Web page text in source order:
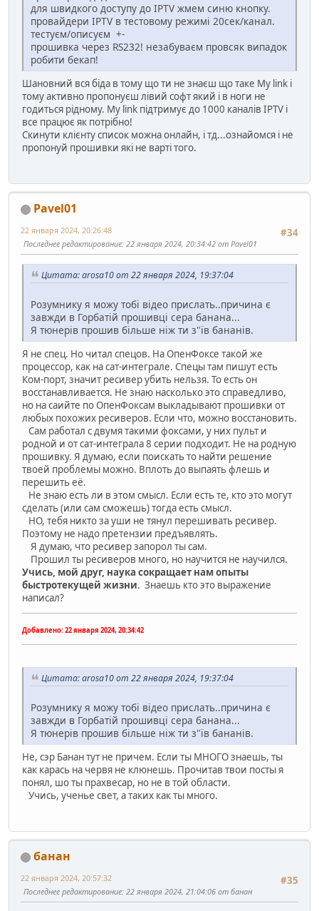
для швидкого доступу до IPTV жмем синю кнопку.
провайдери IPTV в тестовому режимі 20сек/канал.
тестуєм/описуєм +-
прошивка через RS232! незабуваєм провсяк випадок
робити бекап!
Шановний вся біда в тому що ти не знаєш що таке My link і
тому активно пропонуєш лівий софт який і в ноги не
годиться рідному. My link підтримує до 1000 каналів IPTV і
все працює як потрібно!
Скинути клієнту список можна онлайн, і тд...ознайомся і не
пропонуй прошивки які не варті того.
Pavel01
#34
22 января 2024, 20:26:48
Последнее редактирование: 22 января 2024, 20:34:42 от Pavel01
Цитата: arosa10 от 22 января 2024, 19:37:04
Розумнику я можу тобі відео прислать..причина є
завжди в Горбатій прошивці сера банана...
Я тюнерів прошив більше ніж ти з"їв бананів.
Я не спец. Но читал спецов. На ОпенФоксе такой же
процессор, как на сат-интеграле. Спецы там пишут есть
Ком-порт, значит ресивер убить нельзя. То есть он
восстанавливается. Не знаю насколько это справедливо,
но на саийте по ОпенФоксам выкладывают прошивки от
любых похожих ресиверов. Если что, можно восстановить.
Сам работал с двумя такими фоксами, у них пульт и
родной и от сат-интеграла 8 серии подходит. Не на родную
прошивку. Я думаю, если поискать то найти решение
твоей проблемы можно. Вплоть до выпаять флешь и
перешить её.
Не знаю есть ли в этом смысл. Если есть те, кто это могут
сделать (или сам сможешь) тогда есть смысл.
НО, тебя никто за уши не тянул перешивать ресивер.
Поэтому не надо претензии предъявлять.
Я думаю, что ресивер запорол ты сам.
Прошил ты ресиверов много, но научится не научился.
Учись, мой друг, наука сокращает нам опыты
быстротекущей жизни. Знаешь кто это выражение
написал?
Добавлено: 22 января 2024, 20:34:42
Цитата: arosa10 от 22 января 2024, 19:37:04
Розумнику я можу тобі відео прислать..причина є
завжди в Горбатій прошивці сера банана...
Я тюнерів прошив більше ніж ти з"їв бананів.
Не, сэр Банан тут не причем. Если ты МНОГО знаешь, ты
как карась на червя не клюнешь. Прочитав твои посты я
понял, шо ты прахвесар, но не в той области.
Учись, ученье свет, а таких как ты много.
банан
#35
22 января 2024, 20:57:32
Последнее редактирование: 22 января 2024, 21:04:06 от банан